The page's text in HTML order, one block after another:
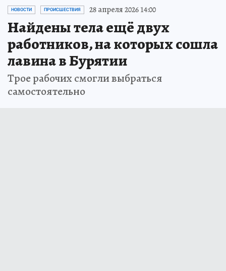
НОВОСТИ ПРОИСШЕСТВИЯ 28 апреля 2026 14:00
Найдены тела ещё двух
работников, на которых сошла
лавина в Бурятии
Трое рабочих смогли выбраться
самостоятельно